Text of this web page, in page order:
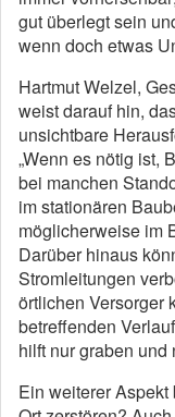
gut überlegt sein
wenn doch etwas
Hartmut Welzel,
weist darauf hin,
unsichtbare
„Wenn es nötig ist,
bei manchen
im stationären
möglicherweise im
Darüber hinaus
Stromleitungen
örtlichen Versorger
betreffenden
hilft nur graben und
Ein weiterer